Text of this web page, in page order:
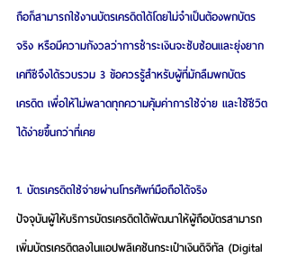
ถือก็สามารถใช้งานบัตรเครดิตได้โดยไม่จำเป็นต้องพกบัตร
จริง หรือมีความกังวลว่าการชำระเงินจะซับซ้อนและยุ่งยาก
เคทีซีจึงได้รวบรวม 3 ข้อควรรู้สำหรับผู้ที่มักลืมพกบัตร
เครดิต เพื่อให้ไม่พลาดทุกความคุ้มค่าการใช้จ่าย และใช้ชีวิต
ได้ง่ายขึ้นกว่าที่เคย
1. บัตรเครดิตใช้จ่ายผ่านโทรศัพท์มือถือได้จริง
ปัจจุบันผู้ให้บริการบัตรเครดิตได้พัฒนาให้ผู้ถือบัตรสามารถ
เพิ่มบัตรเครดิตลงในแอปพลิเคชันกระเป๋าเงินดิจิทัล (Digital